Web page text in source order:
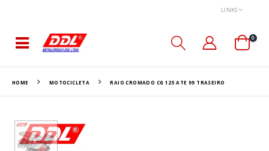
LINKS
0
HOME MOTOCICLETA RAIO CROMADO CG 125 ATE 99 TRASEIRO